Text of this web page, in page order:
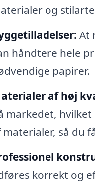
og
At
håndtere hele
papirer.
af høj
markedet,
materialer, så du
korrekt og